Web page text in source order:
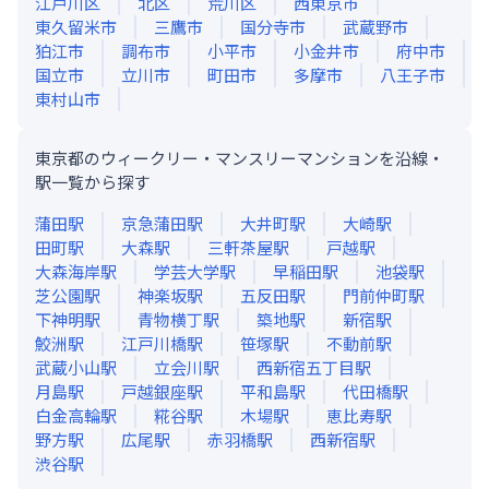
東久留米市
三鷹市 国分寺市
武蔵野市
狛江市
調布市 小平市 小金井市
府中市
国立市
立川市 町田市 多摩市
八王子市
東村山市
東京都のウィークリー・マンスリーマンションを沿線・
駅一覧から探す
蒲田駅 京急蒲田駅 大井町駅 大崎駅
田町駅 大森駅 三軒茶屋駅 戸越駅
大森海岸駅 学芸大学駅 早稲田駅 池袋駅
芝公園駅 神楽坂駅 五反田駅 門前仲町駅
下神明駅 青物横丁駅 築地駅 新宿駅
鮫洲駅 江戸川橋駅 笹塚駅 不動前駅
武蔵小山駅 立会川駅 西新宿五丁目駅
月島駅 戸越銀座駅 平和島駅 代田橋駅
白金高輪駅 糀谷駅 木場駅 恵比寿駅
野方駅 広尾駅 赤羽橋駅 西新宿駅
渋谷駅